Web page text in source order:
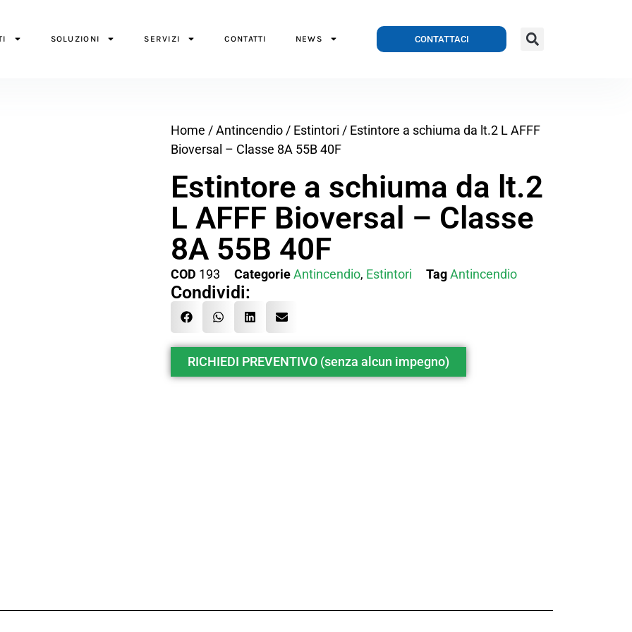
SOLUZIONI SERVIZI CONTATTI NEWS CONTATTACI
Home /Antincendio/ Estintori / Estintore a schiuma da lt.2 L AFFF
Bioversal – Classe 8A 55B 40F
Estintore a schiuma da lt.2
L AFFF Bioversal – Classe
8A 55B 40F
COD 193 Categorie Antincendio, Estintori Tag Antincendio
Condividi:
RICHIEDI PREVENTIVO (senza alcun impegno)